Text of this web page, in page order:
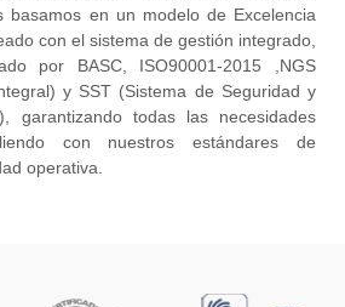
basamos en un modelo de Excelencia
con el sistema de gestión integrado,
por BASC, ISO90001-2015 ,NGS
y SST (Sistema de Seguridad y
garantizando todas las necesidades
con nuestros estándares de
operativa.